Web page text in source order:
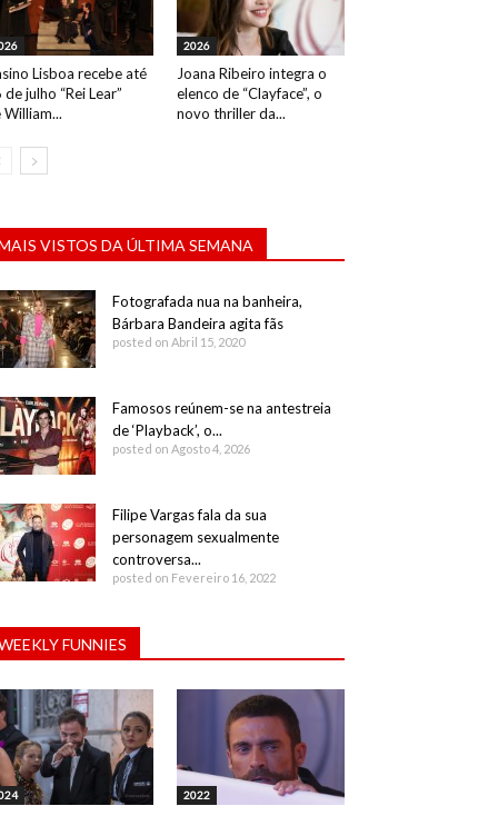
Lisboa recebe até
de julho “Rei Lear”
William...
2026
Joana Ribeiro integra o
elenco de “Clayface”, o
novo thriller da...
VISTOS DA ÚLTIMA SEMANA
Fotografada nua na banheira,
Bárbara Bandeira agita fãs
posted on Abril 15, 2020
Famosos reúnem-se na antestreia
de ‘Playback’, o...
posted on Agosto 4, 2026
Filipe Vargas fala da sua
personagem sexualmente
controversa...
posted on Fevereiro 16, 2022
FUNNIES
2022